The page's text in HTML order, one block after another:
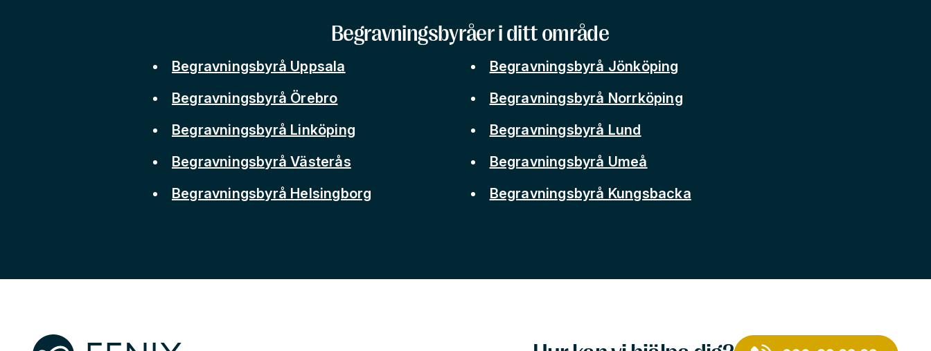
Begravningsbyråer i ditt område
Begravningsbyrå Uppsala
Begravningsbyrå Örebro
Begravningsbyrå Linköping
Begravningsbyrå Västerås
Begravningsbyrå Helsingborg
Begravningsbyrå Jönköping
Begravningsbyrå Norrköping
Begravningsbyrå Lund
Begravningsbyrå Umeå
Begravningsbyrå Kungsbacka